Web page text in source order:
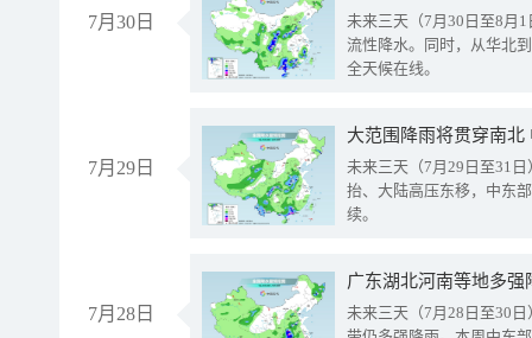
7月30日
未来三天（7月30日至8月
流性降水。同时，从华北
全天候在线。
7月29日
大范围降雨将贯穿南
未来三天（7月29日至31
抬、大陆高压东移，中东
续。
7月28日
广东湖北河南等地多
未来三天（7月28日至30